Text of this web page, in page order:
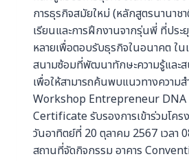
การธุรกิจสมัยใหม่ (หลักสูตรนานาช
เรียนและการฝึกงานจากรุ่นพี่ ที่ประ
หลายเพื่อตอบรับธุรกิจในอนาคต ใ
สนามซ้อมที่พัฒนาทักษะความรู้และ
เพื่อให้สามารถค้นพบแนวทางความส
Workshop Entrepreneur DNA
Certificate รับรองการเข้าร่วมโค
วันอาทิตย์ที่ 20 ตุลาคม 2567 เวลา
สถานที่จัดกิจกรรม อาคาร